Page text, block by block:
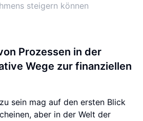
steigern können
Prozessen in der
Wege zur finanziellen
sein mag auf den ersten Blick
aber in der Welt der